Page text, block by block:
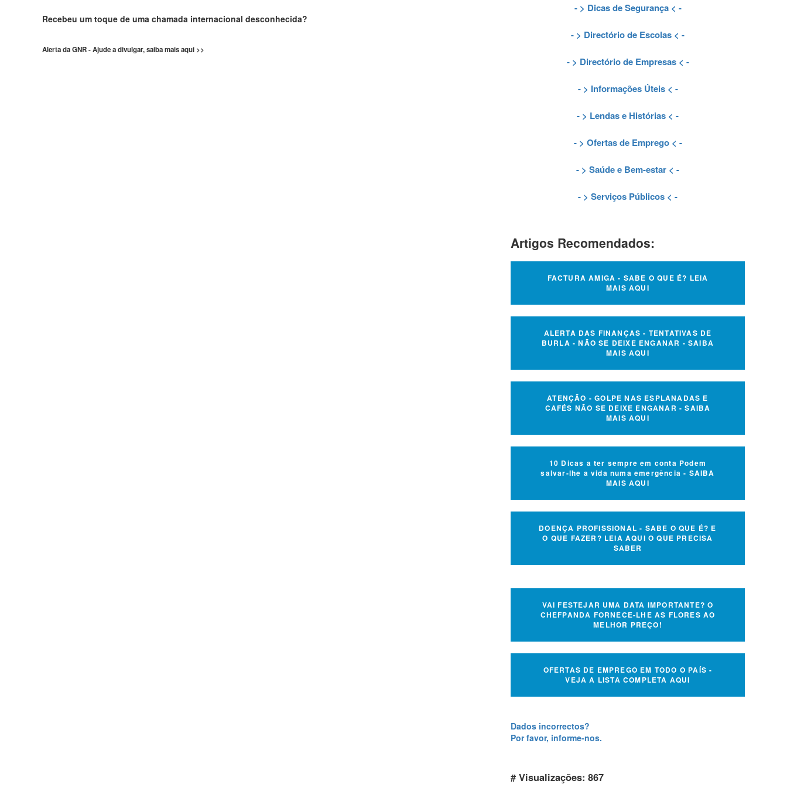
Recebeu um toque de uma chamada internacional desconhecida?
Alerta da GNR - Ajude a divulgar, saiba mais aqui >>
- > Dicas de Segurança< -
- > Directório de Escolas < -
- > Directório de Empresas< -
- > Informações Úteis< -
- > Lendas e Histórias < -
- > Ofertas de Emprego< -
- > Saúde e Bem-estar < -
- > Serviços Públicos < -
Artigos Recomendados:
FACTURA AMIGA - SABE O QUE É? LEIA
MAIS AQUI
ALERTA DAS FINANÇAS - TENTATIVAS DE
BURLA - NÃO SE DEIXE ENGANAR - SAIBA
MAIS AQUI
ATENÇÃO - GOLPE NAS ESPLANADAS E
CAFÉS NÃO SE DEIXE ENGANAR - SAIBA
MAIS AQUI
10 Dicas a ter sempre em conta Podem
salvar-lhe a vida numa emergência - SAIBA
MAIS AQUI
DOENÇA PROFISSIONAL - SABE O QUE É? E
O QUE FAZER? LEIA AQUI O QUE PRECISA
SABER
VAI FESTEJAR UMA DATA IMPORTANTE? O
CHEFPANDA FORNECE-LHE AS FLORES AO
MELHOR PREÇO!
OFERTAS DE EMPREGO EM TODO O PAÍS -
VEJA A LISTA COMPLETA AQUI
Dados incorrectos?
Por favor, informe-nos.
# Visualizações: 867